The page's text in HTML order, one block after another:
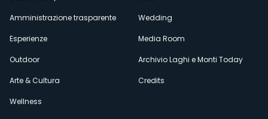
Amministrazione trasparente
Esperienze
Outdoor
Arte & Cultura
Wellness
Wedding
Media Room
Archivio Laghi e Monti Today
Credits